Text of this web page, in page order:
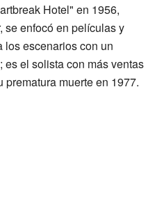
Hotel" en 1956,
se enfocó en películas y
los escenarios con un
el solista con más ventas
muerte en 1977.